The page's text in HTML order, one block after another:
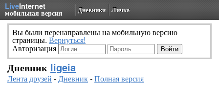
LiveInternet
мобильная версия Дневники Личка
Вы были перенаправлены на мобильную версию
страницы. Вернуться!
Авторизация
Дневник ligeia
Лента друзей -Дневник-Полная версия